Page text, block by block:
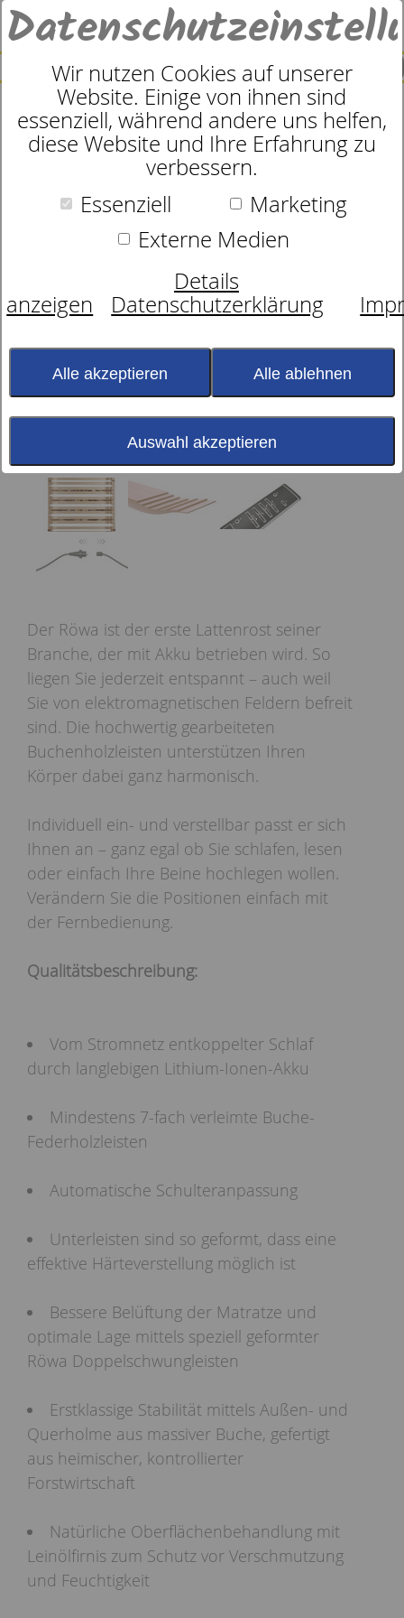
SUCHE
0
Komfortrahmen Der Röwa
M3Memory Funk Akku
Der Röwa ist der erste Lattenrost seiner
Branche, der mit Akku betrieben wird. So
liegen Sie jederzeit entspannt – auch weil
Sie von elektromagnetischen Feldern befreit
sind. Die hochwertig gearbeiteten
Buchenholzleisten unterstützen Ihren
Körper dabei ganz harmonisch.
Individuell ein- und verstellbar passt er sich
Ihnen an – ganz egal ob Sie schlafen, lesen
oder einfach Ihre Beine hochlegen wollen.
Verändern Sie die Positionen einfach mit
der Fernbedienung.
Qualitätsbeschreibung:
Vom Stromnetz entkoppelter Schlaf
durch langlebigen Lithium-Ionen-Akku
Mindestens 7-fach verleimte Buche-
Federholzleisten
Automatische Schulteranpassung
Unterleisten sind so geformt, dass eine
effektive Härteverstellung möglich ist
Bessere Belüftung der Matratze und
optimale Lage mittels speziell geformter
Röwa Doppelschwungleisten
Erstklassige Stabilität mittels Außen- und
Querholme aus massiver Buche, gefertigt
aus heimischer, kontrollierter
Forstwirtschaft
Natürliche Oberflächenbehandlung mit
Leinölfirnis zum Schutz vor Verschmutzung
und Feuchtigkeit
Wir nutzen Cookies auf unserer
Website. Einige von ihnen sind
essenziell, während andere uns helfen,
diese Website und Ihre Erfahrung zu
verbessern.
Essenziell
Marketing
Externe Medien
Details
anzeigen
Datenschutzerklärung
Alle akzeptieren Alle ablehnen
Auswahl akzeptieren